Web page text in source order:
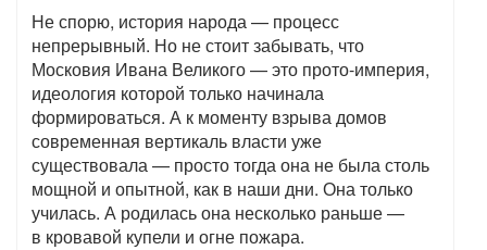
Не спорю, история народа — процесс
непрерывный. Но не стоит забывать, что
Московия Ивана Великого — это прото-империя,
идеология которой только начинала
формироваться. А к моменту взрыва домов
современная вертикаль власти уже
существовала — просто тогда она не была столь
мощной и опытной, как в наши дни. Она только
училась. А родилась она несколько раньше —
в кровавой купели и огне пожара.